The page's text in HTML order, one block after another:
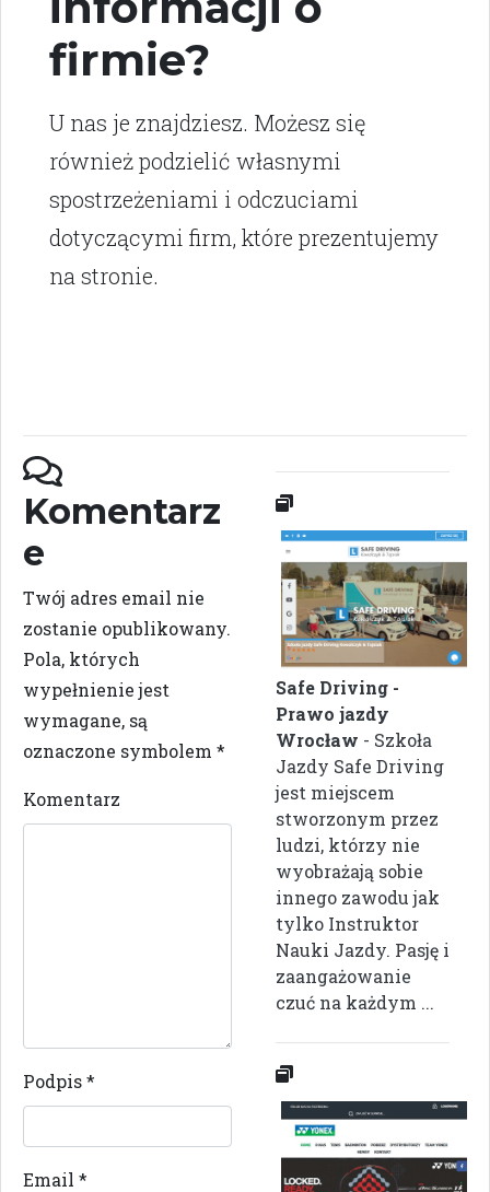
firmie?
U nas je znajdziesz. Możesz się
również podzielić własnymi
spostrzeżeniami i odczuciami
dotyczącymi firm, które prezentujemy
na stronie.
Komentarz
e
Twój adres email nie
zostanie opublikowany.
Pola, których
wypełnienie jest
wymagane, są
oznaczone symbolem *
Komentarz
Podpis*
Email *
Safe Driving -
Prawo jazdy
Wrocław - Szkoła
Jazdy Safe Driving
jest miejscem
stworzonym przez
ludzi, którzy nie
wyobrażają sobie
innego zawodu jak
tylko Instruktor
Nauki Jazdy. Pasję i
zaangażowanie
czuć na każdym ...